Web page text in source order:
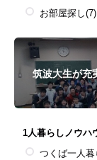
お部屋探し(7)
筑波大生が充
1人暮らしノウハ
つくば一人